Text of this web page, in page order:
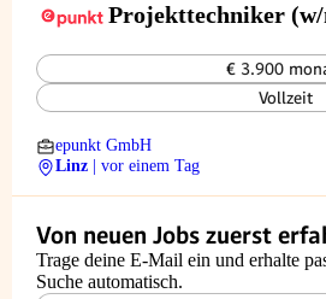
Projekttechniker
€ 3.900
Vollzeit
epunkt GmbH
Linz
| vor einem Tag
Von neuen Jobs zuerst
Trage deine E-Mail ein und erhalte
Suche automatisch.